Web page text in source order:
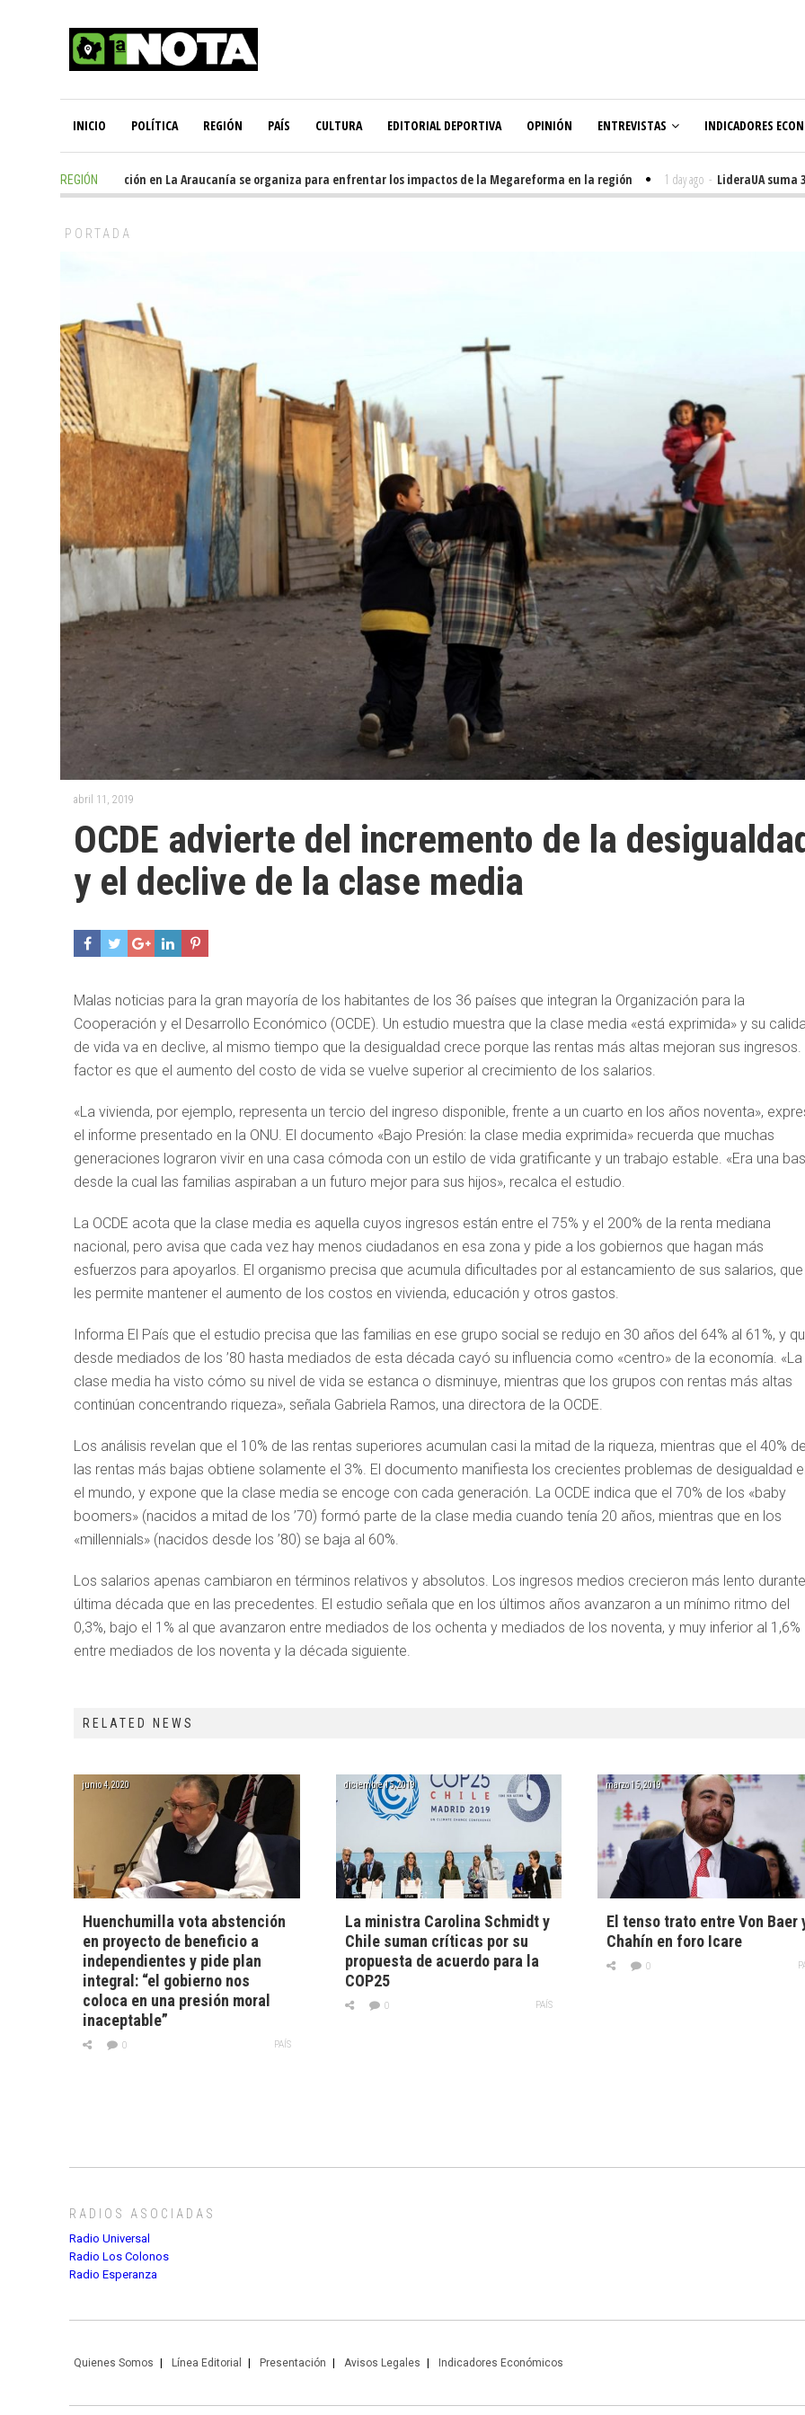
INICIO POLÍTICA REGIÓN PAÍS CULTURA EDITORIAL DEPORTIVA OPINIÓN ENTREVISTAS INDICADORES
REGIÓN
20 hours ago - Oposición en La Araucanía se organiza para enfrentar los impactos de la Megareforma en la región 1 day ago - LideraUA suma
PORTADA
abril 11, 2019
OCDE advierte del incremento de la
y el declive de la clase media
Malas noticias para la gran mayoría de los habitantes de los 36 países que integran la Organización para la
Cooperación y el Desarrollo Económico (OCDE). Un estudio muestra que la clase media «está exprimida» y su
de vida va en declive, al mismo tiempo que la desigualdad crece porque las rentas más altas mejoran sus ingresos.
factor es que el aumento del costo de vida se vuelve superior al crecimiento de los salarios.
«La vivienda, por ejemplo, representa un tercio del ingreso disponible, frente a un cuarto en los años noventa»,
el informe presentado en la ONU. El documento «Bajo Presión: la clase media exprimida» recuerda que muchas
generaciones lograron vivir en una casa cómoda con un estilo de vida gratificante y un trabajo estable. «Era una
desde la cual las familias aspiraban a un futuro mejor para sus hijos», recalca el estudio.
La OCDE acota que la clase media es aquella cuyos ingresos están entre el 75% y el 200% de la renta mediana
nacional, pero avisa que cada vez hay menos ciudadanos en esa zona y pide a los gobiernos que hagan más
esfuerzos para apoyarlos. El organismo precisa que acumula dificultades por al estancamiento de sus salarios,
les permite mantener el aumento de los costos en vivienda, educación y otros gastos.
Informa El País que el estudio precisa que las familias en ese grupo social se redujo en 30 años del 64% al 61%, y
desde mediados de los ’80 hasta mediados de esta década cayó su influencia como «centro» de la economía. «La
clase media ha visto cómo su nivel de vida se estanca o disminuye, mientras que los grupos con rentas más altas
continúan concentrando riqueza», señala Gabriela Ramos, una directora de la OCDE.
Los análisis revelan que el 10% de las rentas superiores acumulan casi la mitad de la riqueza, mientras que el 40% de
las rentas más bajas obtiene solamente el 3%. El documento manifiesta los crecientes problemas de desigualdad
el mundo, y expone que la clase media se encoge con cada generación. La OCDE indica que el 70% de los «baby
boomers» (nacidos a mitad de los ’70) formó parte de la clase media cuando tenía 20 años, mientras que en los
«millennials» (nacidos desde los ’80) se baja al 60%.
Los salarios apenas cambiaron en términos relativos y absolutos. Los ingresos medios crecieron más lento
última década que en las precedentes. El estudio señala que en los últimos años avanzaron a un mínimo ritmo del
0,3%, bajo el 1% al que avanzaron entre mediados de los ochenta y mediados de los noventa, y muy inferior al 1,6%
entre mediados de los noventa y la década siguiente.
RELATED NEWS
junio 4, 2020
Huenchumilla vota abstención
en proyecto de beneficio a
independientes y pide plan
integral: “el gobierno nos
coloca en una presión moral
inaceptable”
PAÍS
0
diciembre 15, 2019
La ministra Carolina Schmidt y
Chile suman críticas por su
propuesta de acuerdo para la
COP25
PAÍS
0
marzo 15, 2019
El tenso trato entre Von Baer
Chahín en foro Icare
0
RADIOS ASOCIADAS
Radio Universal
Radio Los Colonos
Radio Esperanza
Quienes Somos Línea Editorial Presentación Avisos Legales Indicadores Económicos